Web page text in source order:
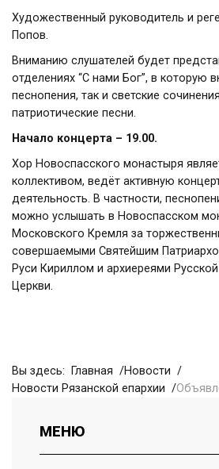
Художественный руководитель и
Попов.
Вниманию слушателей будет
отделениях “C нами Бог”, в которую
песнопения, так и светские
патриотические песни.
Начало концерта – 19.00.
Хор Новоспасского монастыря
коллективом, ведёт активную
деятельность. В частности,
можно услышать в Новоспасском
Московского Кремля за
совершаемыми Святейшим
Руси Кириллом и архиереями
Церкви.
Вы здесь: Главная
Новости
Новости Рязанской епархии
МЕНЮ